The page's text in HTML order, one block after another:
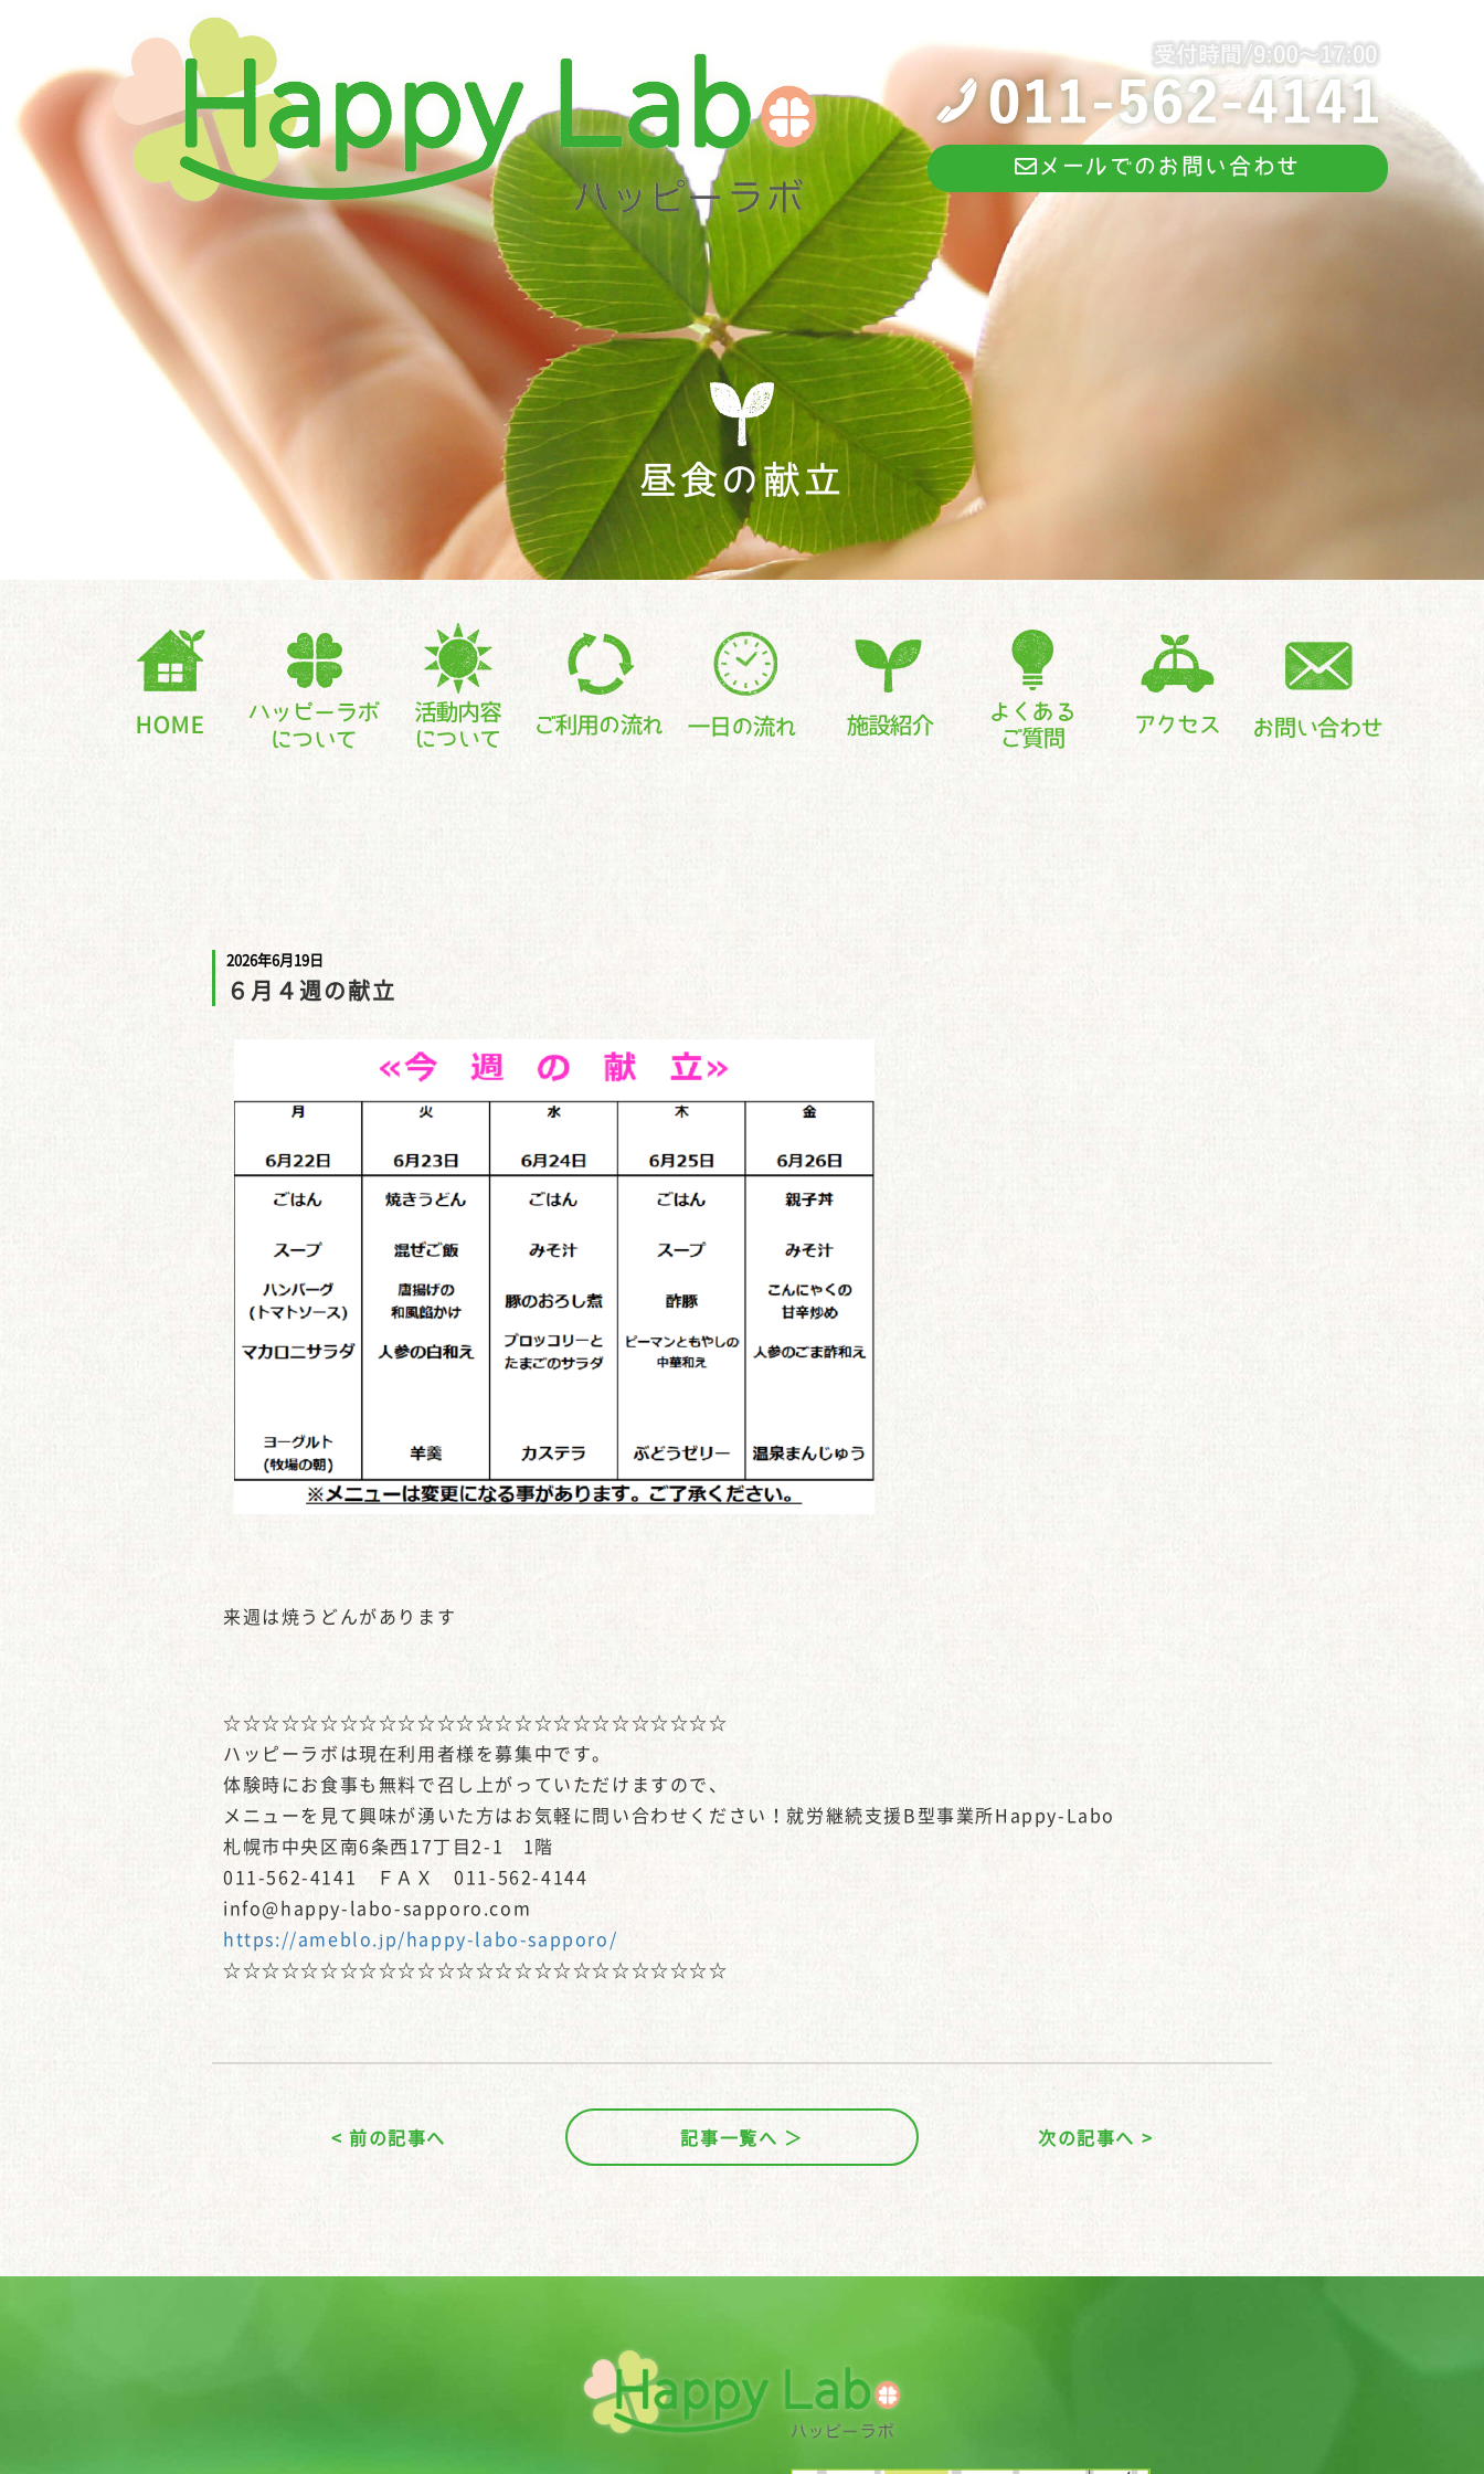
メールでのお問い合わせ
昼食の献立
2026年6月19日
６月４週の献立
来週は焼うどんがあります
☆☆☆☆☆☆☆☆☆☆☆☆☆☆☆☆☆☆☆☆☆☆☆☆☆☆
ハッピーラボは現在利用者様を募集中です。
体験時にお食事も無料で召し上がっていただけますので、
メニューを見て興味が湧いた方はお気軽に問い合わせください！就労継続支援B型事業所Happy-Labo
札幌市中央区南6条西17丁目2-1 1階
011-562-4141 ＦＡＸ 011-562-4144
info@happy-labo-sapporo.com
https://ameblo.jp/happy-labo-sapporo/
☆☆☆☆☆☆☆☆☆☆☆☆☆☆☆☆☆☆☆☆☆☆☆☆☆☆
< 前の記事へ 記事一覧へ ＞ 次の記事へ >